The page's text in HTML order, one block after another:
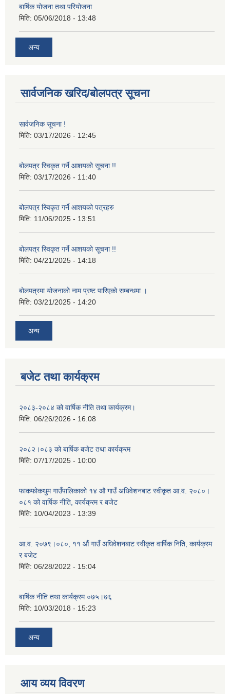
बार्षिक योजना तथा परियोजना
मिति: 05/06/2018 - 13:48
अन्य
सार्वजनिक खरिद/बोलपत्र सूचना
सार्वजनिक सूचना !
मिति: 03/17/2026 - 12:45
बोलपत्र स्विकृत गर्ने आशयको सूचना !!
मिति: 03/17/2026 - 11:40
बोलपत्र स्विकृत गर्ने आशयको पत्रहरु
मिति: 11/06/2025 - 13:51
बोलपत्र स्विकृत गर्ने आशयको सूचना !!
मिति: 04/21/2025 - 14:18
बोलपत्रमा योजनाको नाम प्रष्ट पारिएको सम्बन्धमा ।
मिति: 03/21/2025 - 14:20
अन्य
बजेट तथा कार्यक्रम
२०८३-२०८४ को वार्षिक नीति तथा कार्यक्रम।
मिति: 06/26/2026 - 16:08
२०८२।०८३ को बार्षिक बजेट तथा कार्यक्रम
मिति: 07/17/2025 - 10:00
फाकफोकथुम गाउँपालिकाको १४ औ गाउँ अधिवेशनबाट स्वीकृत आ.व. २०८०।
०८१ को वार्षिक नीति, कार्यक्रम र बजेट
मिति: 10/04/2023 - 13:39
आ.व. २०७९।०८०, ११ औं गाउँ अधिवेशनबाट स्वीकृत वार्षिक निति, कार्यक्रम
र बजेट
मिति: 06/28/2022 - 15:04
बार्षिक नीति तथा कार्यक्रम ०७५।७६
मिति: 10/03/2018 - 15:23
अन्य
आय व्यय विवरण